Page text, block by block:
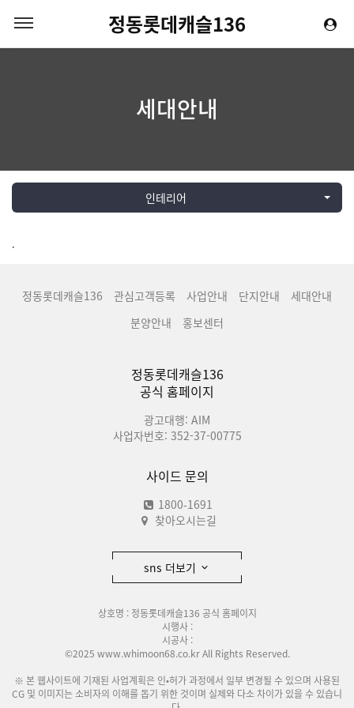
정동롯데캐슬136
세대안내
인테리어
.
정동롯데캐슬136 관심고객등록 사업안내 단지안내
세대안내
분양안내
홍보센터
정동롯데캐슬136
공식 홈페이지
광고대행: AIM
사업자번호: 352-37-00775
사이드 문의
1800-1691
찾아오시는길
sns 더보기
상호명 : 정동롯데캐슬136 공식 홈페이지
시행사 :
시공사 :
©2025 www.whimoon68.co.kr All Rights Reserved.
※ 본 웹사이트에 기재된 사업계획은 인•허가 과정에서 일부 변경될 수 있으며 사용된
CG 및 이미지는 소비자의 이해를 돕기 위한 것이며 실제와 다소 차이가 있을 수 있습니